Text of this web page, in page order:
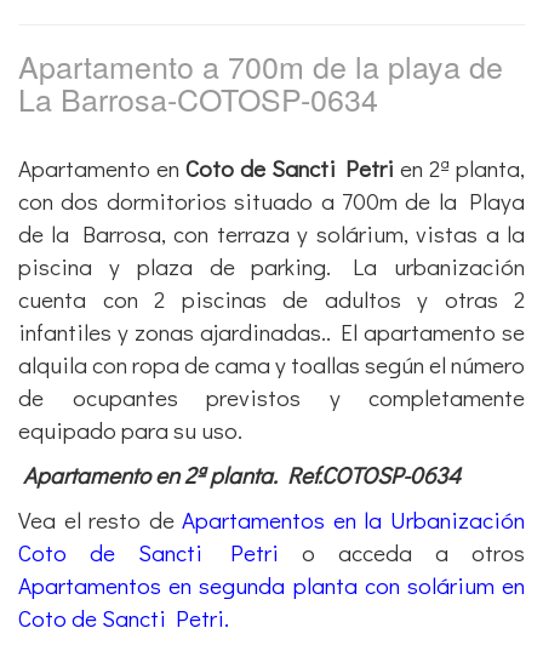
Apartamento a 700m de la playa de
La Barrosa-COTOSP-0634
Apartamento en Coto de Sancti Petri en 2ª planta,
con dos dormitorios situado a 700m de la Playa
de la Barrosa, con terraza y solárium, vistas a la
piscina y plaza de parking. La urbanización
cuenta con 2 piscinas de adultos y otras 2
infantiles y zonas ajardinadas.. El apartamento se
alquila con ropa de cama y toallas según el número
de ocupantes previstos y completamente
equipado para su uso.
Apartamento en 2ª planta. Ref.COTOSP-0634
Vea el resto deApartamentos en la Urbanización
Coto de Sancti Petri o acceda a otros
Apartamentos en segunda planta con solárium en
Coto de Sancti Petri.